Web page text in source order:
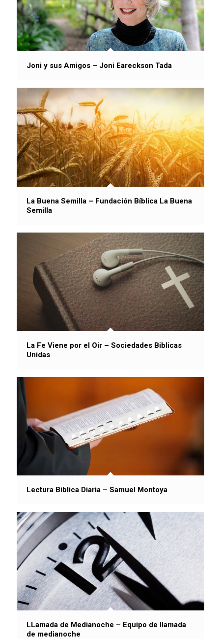
Joni y sus Amigos – Joni Eareckson Tada
La Buena Semilla – Fundación Bíblica La Buena
Semilla
La Fe Viene por el Oir – Sociedades Biblicas
Unidas
Lectura Biblica Diaria – Samuel Montoya
LLamada de Medianoche – Equipo de llamada
de medianoche